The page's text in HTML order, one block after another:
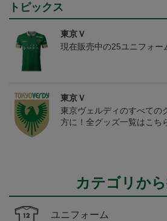
トピックス
東京Ｖ
現在販売中の25ユニフォー
東京Ｖ
東京ヴェルディのすべての
方に！全グッズ一覧はこち
カテゴリか
ユニフォーム